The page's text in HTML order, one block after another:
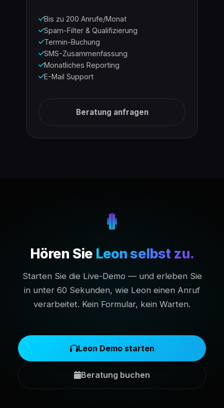
Bis zu 200 Anrufe/Monat
Spam-Filter & Qualifizierung
Termin-Buchung
SMS-Zusammenfassung
Monatliches Reporting
E-Mail Support
Beratung anfragen
Hören Sie Leon selbst zu.
Starten Sie die Live-Demo — und erleben Sie
in unter 60 Sekunden, wie Leon einen Anruf
verarbeitet. Kein Formular, kein Warten.
Leon Demo starten
Beratung buchen